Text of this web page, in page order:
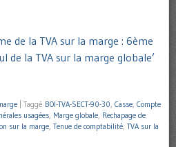
de la TVA sur la marge : 6ème
de la TVA sur la marge globale’
Taggé BOI-TVA-SECT-90-30, Casse, Compte
usagées, Marge globale, Rechapage de
sur la marge, Tenue de comptabilité, TVA sur la